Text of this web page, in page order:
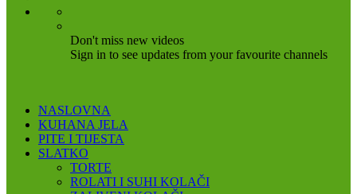
Don't miss new videos
Sign in to see updates from your favourite channels
NASLOVNA
KUHANA JELA
PITE I TIJESTA
SLATKO
TORTE
ROLATI I SUHI KOLAČI